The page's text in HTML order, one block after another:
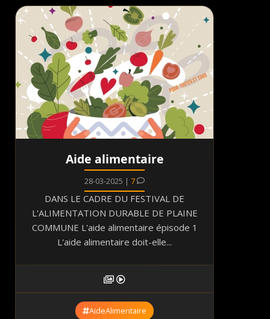
Aide alimentaire
28-03-2025 | 7
DANS LE CADRE DU FESTIVAL DE
L'ALIMENTATION DURABLE DE PLAINE
COMMUNE L'aide alimentaire épisode 1
L'aide alimentaire doit-elle...
AideAlimentaire